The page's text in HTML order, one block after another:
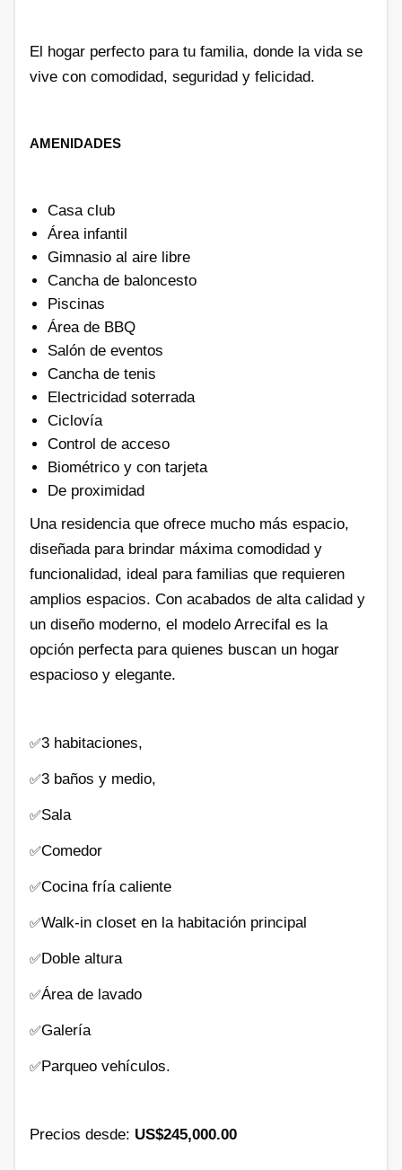
El hogar perfecto para tu familia, donde la vida se
vive con comodidad, seguridad y felicidad.
AMENIDADES
Casa club
Área infantil
Gimnasio al aire libre
Cancha de baloncesto
Piscinas
Área de BBQ
Salón de eventos
Cancha de tenis
Electricidad soterrada
Ciclovía
Control de acceso
Biométrico y con tarjeta
De proximidad
Una residencia que ofrece mucho más espacio,
diseñada para brindar máxima comodidad y
funcionalidad, ideal para familias que requieren
amplios espacios. Con acabados de alta calidad y
un diseño moderno, el modelo Arrecifal es la
opción perfecta para quienes buscan un hogar
espacioso y elegante.
✅3 habitaciones,
✅3 baños y medio,
✅Sala
✅Comedor
✅Cocina fría caliente
✅Walk-in closet en la habitación principal
✅Doble altura
✅Área de lavado
✅Galería
✅Parqueo vehículos.
Precios desde: US$245,000.00